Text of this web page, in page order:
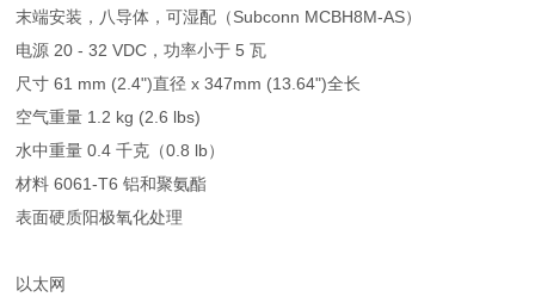
末端安装，八导体，可湿配（Subconn MCBH8M-AS）
电源 20 - 32 VDC，功率小于 5 瓦
尺寸 61 mm (2.4")直径 x 347mm (13.64")全长
空气重量 1.2 kg (2.6 lbs)
水中重量 0.4 千克（0.8 lb）
材料 6061-T6 铝和聚氨酯
表面硬质阳极氧化处理
以太网